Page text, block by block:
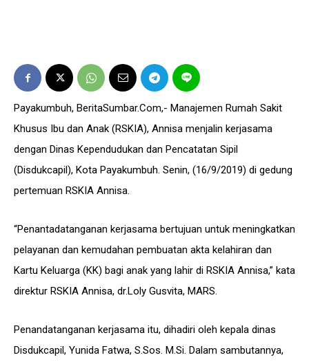
Payakumbuh, BeritaSumbar.Com,- Manajemen Rumah Sakit
Khusus Ibu dan Anak (RSKIA), Annisa menjalin kerjasama
dengan Dinas Kependudukan dan Pencatatan Sipil
(Disdukcapil), Kota Payakumbuh. Senin, (16/9/2019) di gedung
pertemuan RSKIA Annisa.
“Penantadatanganan kerjasama bertujuan untuk meningkatkan
pelayanan dan kemudahan pembuatan akta kelahiran dan
Kartu Keluarga (KK) bagi anak yang lahir di RSKIA Annisa,” kata
direktur RSKIA Annisa, dr.Loly Gusvita, MARS.
Penandatanganan kerjasama itu, dihadiri oleh kepala dinas
Disdukcapil, Yunida Fatwa, S.Sos. M.Si. Dalam sambutannya,